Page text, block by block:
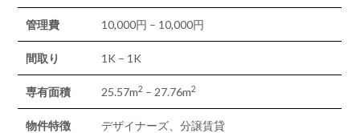
管理費 10,000円 – 10,000円
間取り 1K – 1K
専有面積 25.57m2 – 27.76m2
物件特徴 デザイナーズ、分譲賃貸